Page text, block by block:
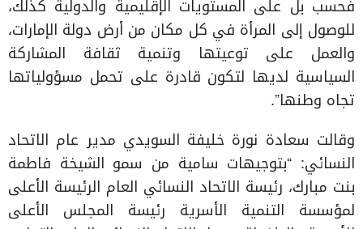
فحسب بل على المستويات الإقليمية والدولية كذلك،
للوصول إلى المرأة في كل مكان من أرض دولة الإمارات،
والعمل على توعيتها وتنمية ثقافة المشاركة
السياسية لديها لتكون قادرة على تحمل مسؤولياتها
تجاه وطنها”.
وقالت سعادة نورة خليفة السويدي مدير عام الاتحاد
النسائي: “بتوجيهات سامية من سمو الشيخة فاطمة
بنت مبارك، رئيسة الاتحاد النسائي العام الرئيسة الأعلى
لمؤسسة التنمية الأسرية رئيسة المجلس الأعلى